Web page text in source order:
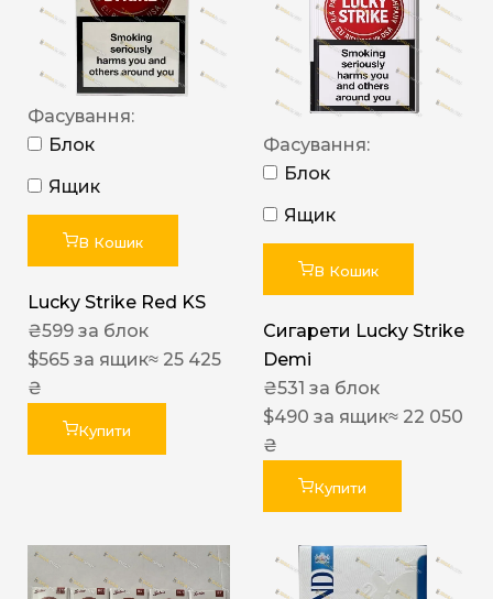
Фасування:
Блок
Ящик
В Кошик
Lucky Strike Red KS
₴599 за блок
$565 за ящик≈ 25 425
₴
Купити
Фасування:
Блок
Ящик
В Кошик
Сигарети Lucky Strike
Demi
₴531 за блок
$490 за ящик≈ 22 050
₴
Купити